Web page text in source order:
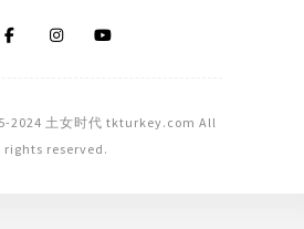
2024 土女时代 tkturkey.com All
rights reserved.